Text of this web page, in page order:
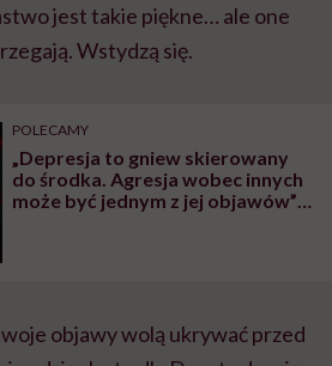
jest takie piękne… ale one
Wstydzą się.
POLECAMY
„Depresja to gniew skierowany
do środka. Agresja wobec innych
może być jednym z jej objawów” –
objawy wolą ukrywać przed